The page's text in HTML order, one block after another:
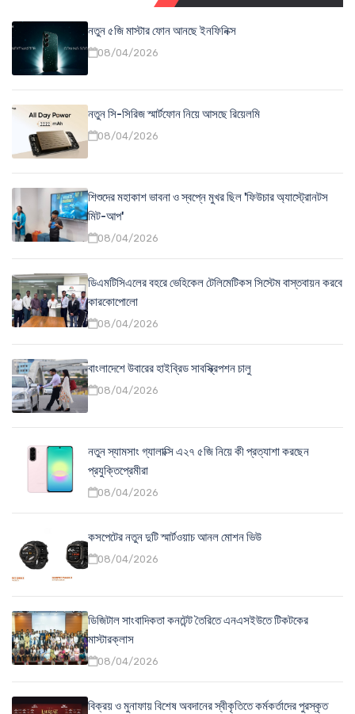
নতুন ৫জি মাস্টার ফোন আনছে ইনফিনিক্স
08/04/2026
নতুন সি-সিরিজ স্মার্টফোন নিয়ে আসছে রিয়েলমি
08/04/2026
শিশুদের মহাকাশ ভাবনা ও স্বপ্নে মুখর ছিল 'ফিউচার অ্যাস্ট্রোনটস
মিট-আপ'
08/04/2026
ডিএমটিসিএলের বহরে ভেহিকেল টেলিমেটিকস সিস্টেম বাস্তবায়ন করবে
কারকোপোলো
08/04/2026
বাংলাদেশে উবারের হাইব্রিড সাবস্ক্রিপশন চালু
08/04/2026
নতুন স্যামসাং গ্যালাক্সি এ২৭ ৫জি নিয়ে কী প্রত্যাশা করছেন
প্রযুক্তিপ্রেমীরা
08/04/2026
কসপেটের নতুন দুটি স্মার্টওয়াচ আনল মোশন ভিউ
08/04/2026
ডিজিটাল সাংবাদিকতা কনটেন্ট তৈরিতে এনএসইউতে টিকটকের
মাস্টারক্লাস
08/04/2026
বিক্রয় ও মুনাফায় বিশেষ অবদানের স্বীকৃতিতে কর্মকর্তাদের পুরস্কৃত